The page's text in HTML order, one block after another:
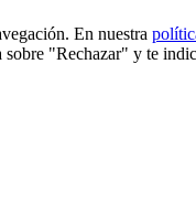
En nuestra
"Rechazar" y te